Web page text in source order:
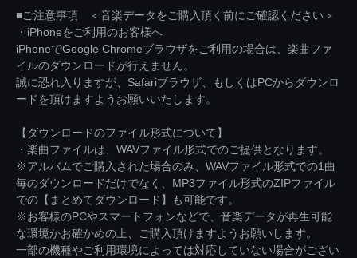
■ご注意事項 ＜音楽データをご購入頂く前にご確認ください＞
・iPhoneをご利用のお客様へ
iPhoneでGoogle Chromeブラウザをご利用の場合は、楽曲ファ
イルのダウンロードが行えません。
誠に恐れ入りますが、Safariブラウザ、もしくはPCからダウンロ
ードを頂けますようお願いいたします。
【ダウンロードのファイル形式について】
・楽曲ファイルは、WAVファイル形式でのご提供となります。
※アルバムでご購入された場合のみ、WAVファイル形式での1曲
毎のダウンロードだけでなく、MP3ファイル形式のZIPファイル
での【まとめてダウンロード】も可能です。
※お客様のPCやスマートフォンなどで、音楽データが再生可能
な環境かお確かめの上、ご購入頂けますようお願いします。
一部の機種やご利用環境によっては対応していない場合がござい